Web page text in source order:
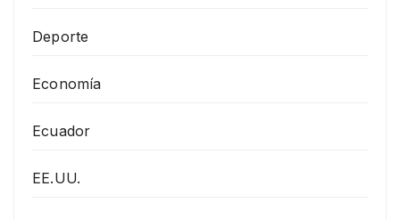
Deporte
Economía
Ecuador
EE.UU.